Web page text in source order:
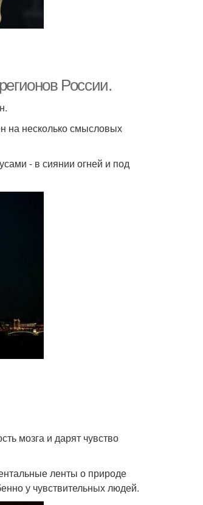
России.
на несколько смысловых
- в сиянии огней и под
мозга и дарят чувство
ленты о природе
у чувствительных людей.